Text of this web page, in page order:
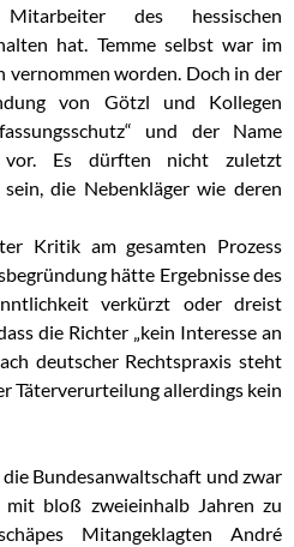
des hessischen
hat. Temme selbst war im
vernommen worden. Doch in der
von Götzl und Kollegen
und der Name
vor. Es dürften nicht zuletzt
die Nebenkläger wie deren
Kritik am gesamten Prozess
hätte Ergebnisse des
verkürzt oder dreist
die Richter „kein Interesse an
deutscher Rechtspraxis steht
Täterverurteilung allerdings kein
Bundesanwaltschaft und zwar
mit bloß zweieinhalb Jahren zu
Mitangeklagten André